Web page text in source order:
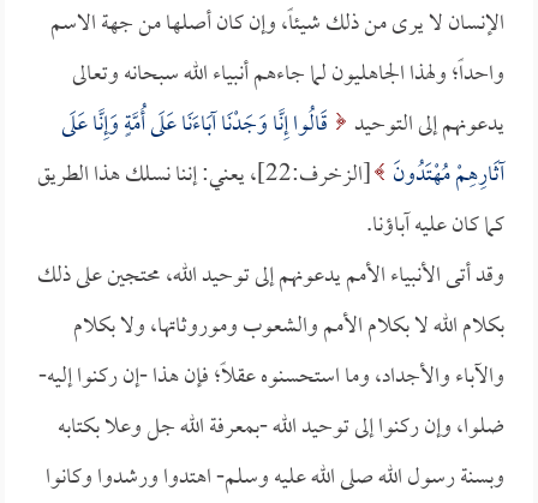
الإنسان لا يرى من ذلك شيئاً، وإن كان أصلها من جهة الاسم
واحداً؛ ولهذا الجاهليون لما جاءهم أنبياء الله سبحانه وتعالى
يدعونهم إلى التوحيد قَالُوا إِنَّا وَجَدْنَا آبَاءَنَا عَلَى أُمَّةٍ وَإِنَّا عَلَى
آثَارِهِمْ مُهْتَدُونَ
[الزخرف:22]، يعني: إننا نسلك هذا الطريق
كما كان عليه آباؤنا.
وقد أتى الأنبياء الأمم يدعونهم إلى توحيد الله، محتجين على ذلك
بكلام الله لا بكلام الأمم والشعوب وموروثاتها، ولا بكلام
والآباء والأجداد، وما استحسنوه عقلاً؛ فإن هذا -إن ركنوا إليه-
ضلوا، وإن ركنوا إلى توحيد الله -بمعرفة الله جل وعلا بكتابه
وبسنة رسول الله صلى الله عليه وسلم- اهتدوا ورشدوا وكانوا